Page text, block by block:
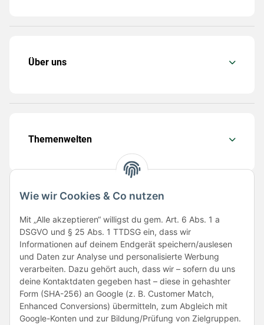
Wie wir Cookies & Co nutzen
Mit „Alle akzeptieren“ willigst du gem. Art. 6 Abs. 1 a
DSGVO und § 25 Abs. 1 TTDSG ein, dass wir
Informationen auf deinem Endgerät speichern/auslesen
und Daten zur Analyse und personalisierte Werbung
verarbeiten. Dazu gehört auch, dass wir – sofern du uns
deine Kontaktdaten gegeben hast – diese in gehashter
Form (SHA-256) an Google (z. B. Customer Match,
Enhanced Conversions) übermitteln, zum Abgleich mit
Google-Konten und zur Bildung/Prüfung von Zielgruppen.
Über uns
Themenwelten
Folge uns
Unsere Partner